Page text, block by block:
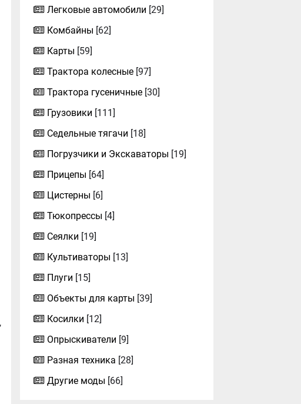
Легковые автомобили [29]
Комбайны [62]
Карты [59]
Трактора колесные [97]
Трактора гусеничные [30]
Грузовики [111]
Седельные тягачи [18]
Погрузчики и Экскаваторы [19]
Прицепы [64]
Цистерны [6]
Тюкопрессы [4]
Сеялки [19]
Культиваторы [13]
Плуги [15]
Объекты для карты [39]
Косилки [12]
Опрыскиватели [9]
Разная техника [28]
Другие моды [66]